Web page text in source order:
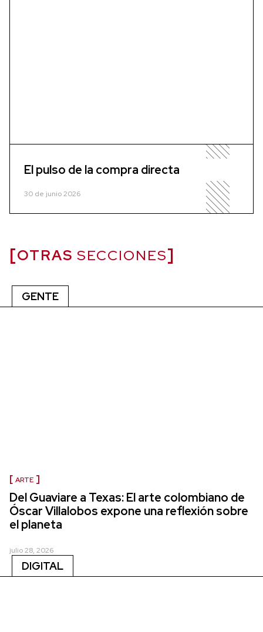
El pulso de la compra directa
30 de junio 2026
OTRAS SECCIONES
GENTE
ARTE
Del Guaviare a Texas: El arte colombiano de
Óscar Villalobos expone una reflexión sobre
el planeta
julio 28, 2026
DIGITAL